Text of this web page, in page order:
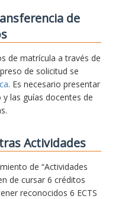
de
de matrícula a través de
de solicitud se
. Es necesario presentar
las guías docentes de
Actividades
de “Actividades
de cursar 6 créditos
reconocidos 6 ECTS